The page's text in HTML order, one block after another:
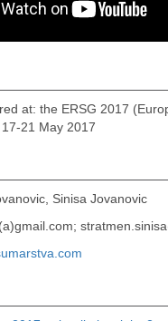
at: the ERSG 2017
21 May 2017
Sinisa Jovanovic